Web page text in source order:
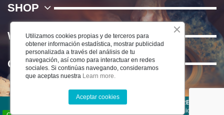
SHOP
WE
Contact us
©2022 CERÁMICA DEL RÍO SALADO S.L . TODOS LOS DERECHOS
Condiciones de
Utilizamos cookies propias y de terceros para
obtener información estadística, mostrar publicidad
personalizada a través del análisis de tu
navegación, así como para interactuar en redes
sociales. Si continúas navegando, consideramos
que aceptas nuestra Learn more.
Aceptar cookies